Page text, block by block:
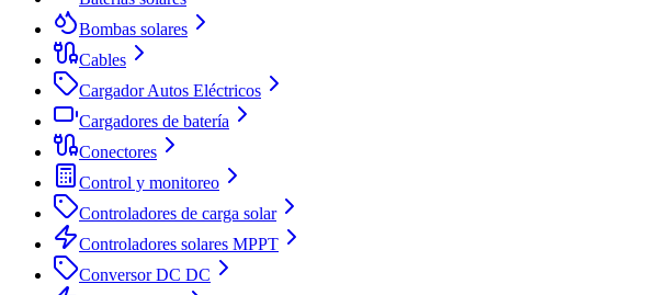
Bombas solares
Cables
Cargador Autos Eléctricos
Cargadores de batería
Conectores
Control y monitoreo
Controladores de carga solar
Controladores solares MPPT
Conversor DC DC